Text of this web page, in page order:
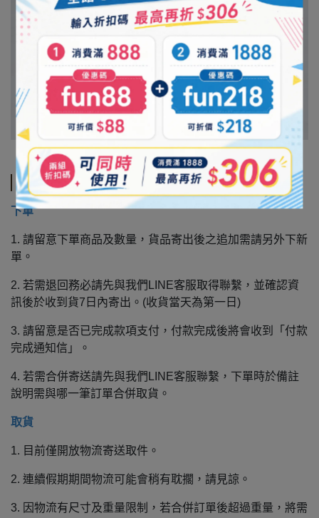
注意事項
下單
1. 請留意下單商品及數量，貨品寄出後之追加需請另外下新
單。
2. 若需退回務必請先與我們LINE客服取得聯繫，並確認資
訊後於收到貨7日內寄出。(收貨當天為第一日)
3. 請留意是否已完成款項支付，付款完成後將會收到「付款
完成通知信」。
4. 若需合併寄送請先與我們LINE客服聯繫，下單時於備註
說明需與哪一筆訂單合併取貨。
取貨
1. 目前僅開放物流寄送取件。
2. 連續假期期間物流可能會稍有耽擱，請見諒。
3. 因物流有尺寸及重量限制，若合併訂單後超過重量，將需